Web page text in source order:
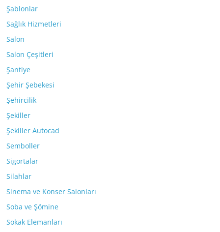
Şablonlar
Sağlık Hizmetleri
Salon
Salon Çeşitleri
Şantiye
Şehir Şebekesi
Şehircilik
Şekiller
Şekiller Autocad
Semboller
Sigortalar
Silahlar
Sinema ve Konser Salonları
Soba ve Şömine
Sokak Elemanları